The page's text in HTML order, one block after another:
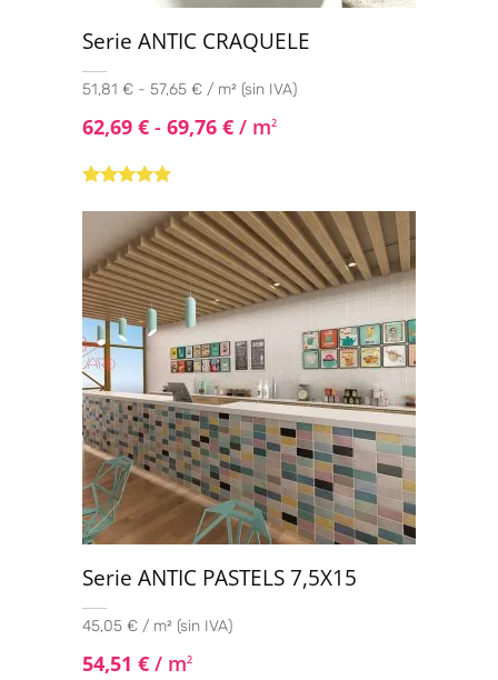
Serie ANTIC CRAQUELE
51,81 € - 57,65 € / m² (sin IVA)
62,69 € - 69,76 € / m2
5.00de 5
Serie ANTIC PASTELS 7,5X15
45,05 € / m² (sin IVA)
54,51 € / m2